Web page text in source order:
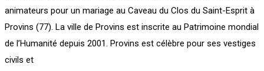
animateurs pour un mariage au Caveau du Clos du Saint-Esprit à
Provins (77). La ville de Provins est inscrite au Patrimoine mondial
de l’Humanité depuis 2001. Provins est célèbre pour ses vestiges
civils et